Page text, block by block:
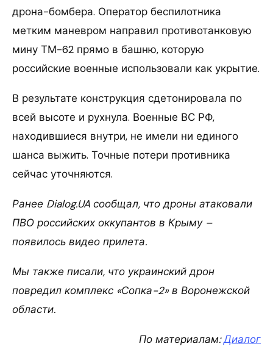
дрона-бомбера. Оператор беспилотника
метким маневром направил противотанковую
мину ТМ-62 прямо в башню, которую
российские военные использовали как укрытие.
В результате конструкция сдетонировала по
всей высоте и рухнула. Военные ВС РФ,
находившиеся внутри, не имели ни единого
шанса выжить. Точные потери противника
сейчас уточняются.
Ранее Dialog.UA сообщал, что дроны атаковали
ПВО российских оккупантов в Крыму –
появилось видео прилета.
Мы также писали, что украинский дрон
повредил комплекс «Сопка-2» в Воронежской
области.
По материалам:Диалог